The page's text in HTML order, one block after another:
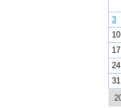
3
10
17
24
31